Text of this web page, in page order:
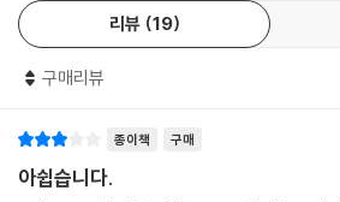
리뷰 19
구매리뷰
종이책 구매
아쉽습니다.